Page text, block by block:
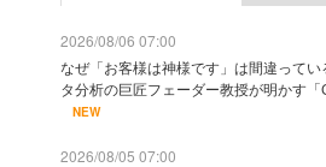
2026/08/06 07:00
なぜ「お客様は神様です」は間違って
タ分析の巨匠フェーダー教授が明かす
NEW
2026/08/05 07:00